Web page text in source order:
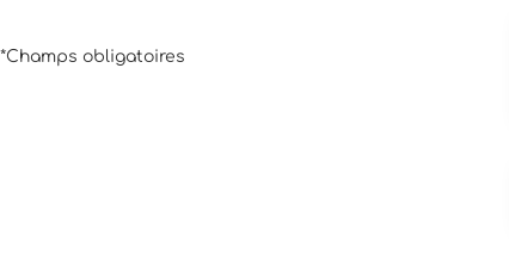
*Champs obligatoires